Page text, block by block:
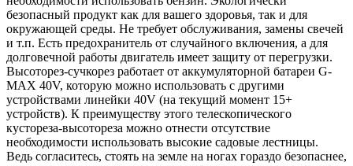
безопасный продукт как для вашего здоровья, так и для
окружающей среды. Не требует обслуживания, замены свечей
и т.п. Есть предохранитель от случайного включения, а для
долговечной работы двигатель имеет защиту от перегрузки.
Высоторез-сучкорез работает от аккумуляторной батареи G-
MAX 40V, которую можно использовать с другими
устройствами линейки 40V (на текущий момент 15+
устройств). К преимуществу этого телескопического
кустореза-высотореза можно отнести отсутствие
необходимости использовать высокие садовые лестницы.
Ведь согласитесь, стоять на земле на ногах гораздо безопаснее,